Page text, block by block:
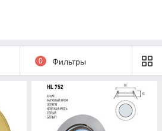
0 Фильтры